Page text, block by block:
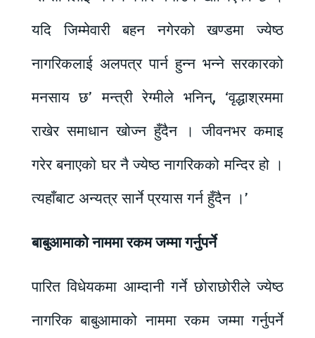
यदि जिम्मेवारी बहन नगेरको खण्डमा ज्येष्ठ
नागरिकलाई अलपत्र पार्न हुन्न भन्ने सरकारको
मनसाय छ’ मन्त्री रेग्मीले भनिन्, ‘वृद्धाश्रममा
राखेर समाधान खोज्न हुँदैन । जीवनभर कमाइ
गरेर बनाएको घर नै ज्येष्ठ नागरिकको मन्दिर हो ।
त्यहाँबाट अन्यत्र सार्ने प्रयास गर्न हुँदैन ।’
बाबुआमाको नाममा रकम जम्मा गर्नुपर्ने
पारित विधेयकमा आम्दानी गर्ने छोराछोरीले ज्येष्ठ
नागरिक बाबुआमाको नाममा रकम जम्मा गर्नुपर्ने